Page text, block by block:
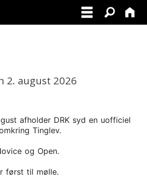
2. august 2026
afholder DRK syd en uofficiel
Tinglev.
og Open.
først til mølle.